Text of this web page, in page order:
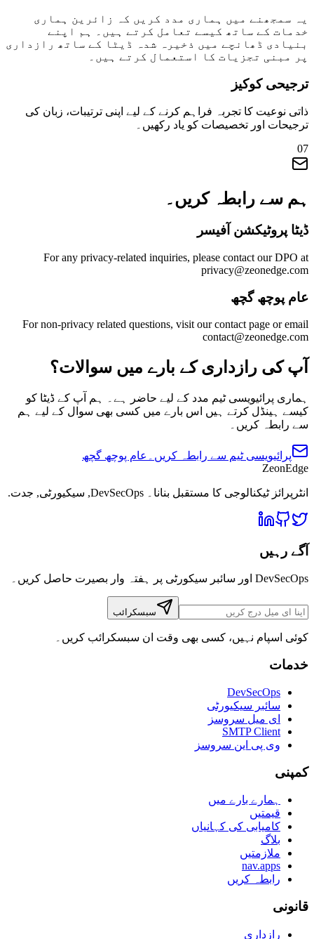
یہ سمجھنے میں ہماری مدد کریں کہ زائرین ہماری
خدمات کے ساتھ کیسے تعامل کرتے ہیں۔ ہم اپنے
بنیادی ڈھانچے میں ذخیرہ شدہ ڈیٹا کے ساتھ رازداری
پر مبنی تجزیات کا استعمال کرتے ہیں۔
ترجیحی کوکیز
ذاتی نوعیت کا تجربہ فراہم کرنے کے لیے اپنی ترتیبات، زبان کی
ترجیحات اور تخصیصات کو یاد رکھیں۔
07
ہم سے رابطہ کریں۔
ڈیٹا پروٹیکشن آفیسر
For any privacy-related inquiries, please contact our DPO at
privacy@zeonedge.com
عام پوچھ گچھ
For non-privacy related questions, visit our contact page or email
contact@zeonedge.com
آپ کی رازداری کے بارے میں سوالات؟
ہماری پرائیویسی ٹیم مدد کے لیے حاضر ہے۔ ہم آپ کے ڈیٹا کو
کیسے ہینڈل کرتے ہیں اس بارے میں کسی بھی سوال کے لیے ہم
سے رابطہ کریں۔
پرائیویسی ٹیم سے رابطہ کریں۔
عام پوچھ گچھ
ZeonEdge
انٹرپرائز ٹیکنالوجی کا مستقبل بنانا۔ DevSecOps
, سیکیورٹی, جدت.
آگے رہیں
DevSecOps اور سائبر سیکورٹی پر ہفتہ وار بصیرت حاصل کریں۔
سبسکرائب
کوئی اسپام نہیں، کسی بھی وقت ان سبسکرائب کریں۔
خدمات
DevSecOps
سائبر سیکیورٹی
ای میل سروسز
SMTP Client
وی پی این سروسز
کمپنی
ہمارے بارے میں
قیمتیں
کامیابی کی کہانیاں
بلاگ
ملازمتیں
nav.apps
رابطہ کریں
قانونی
رازداری